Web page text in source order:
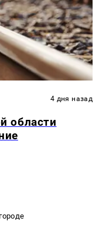
4 дня назад
области